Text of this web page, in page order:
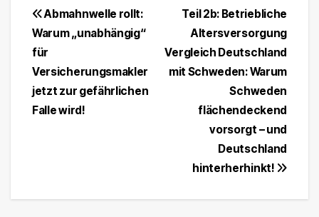
BeitragsnavigationTeil 2b: Betriebliche
Altersversorgung
Vergleich Deutschland
mit Schweden: Warum
Schweden
flächendeckend
vorsorgt – und
Deutschland
hinterherhinkt!
Abmahnwelle rollt:
Warum „unabhängig“
für
Versicherungsmakler
jetzt zur gefährlichen
Falle wird!